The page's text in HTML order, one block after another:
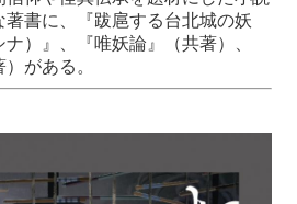
著書に、『跋扈する台北城の妖
）』、『唯妖論』（共著）、
がある。